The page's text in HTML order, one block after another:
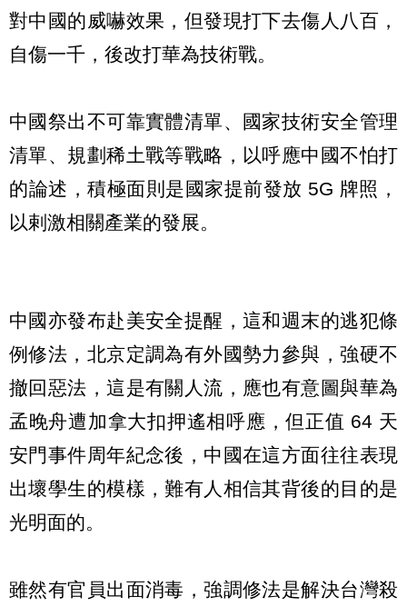
對中國的威嚇效果，但發現打下去傷人八百，
自傷一千，後改打華為技術戰。
中國祭出不可靠實體清單、國家技術安全管理
清單、規劃稀土戰等戰略，以呼應中國不怕打
的論述，積極面則是國家提前發放 5G 牌照，
以剌激相關產業的發展。
中國亦發布赴美安全提醒，這和週末的逃犯條
例修法，北京定調為有外國勢力參與，強硬不
撤回惡法，這是有關人流，應也有意圖與華為
孟晚舟遭加拿大扣押遙相呼應，但正值 64 天
安門事件周年紀念後，中國在這方面往往表現
出壞學生的模樣，難有人相信其背後的目的是
光明面的。
雖然有官員出面消毒，強調修法是解決台灣殺